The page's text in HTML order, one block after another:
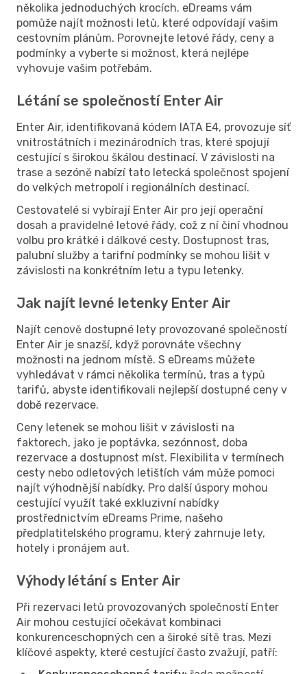
několika jednoduchých krocích. eDreams vám
pomůže najít možnosti letů, které odpovídají vašim
cestovním plánům. Porovnejte letové řády, ceny a
podmínky a vyberte si možnost, která nejlépe
vyhovuje vašim potřebám.
Létání se společností Enter Air
Enter Air, identifikovaná kódem IATA E4, provozuje síť
vnitrostátních i mezinárodních tras, které spojují
cestující s širokou škálou destinací. V závislosti na
trase a sezóně nabízí tato letecká společnost spojení
do velkých metropolí i regionálních destinací.
Cestovatelé si vybírají Enter Air pro její operační
dosah a pravidelné letové řády, což z ní činí vhodnou
volbu pro krátké i dálkové cesty. Dostupnost tras,
palubní služby a tarifní podmínky se mohou lišit v
závislosti na konkrétním letu a typu letenky.
Jak najít levné letenky Enter Air
Najít cenově dostupné lety provozované společností
Enter Air je snazší, když porovnáte všechny
možnosti na jednom místě. S eDreams můžete
vyhledávat v rámci několika termínů, tras a typů
tarifů, abyste identifikovali nejlepší dostupné ceny v
době rezervace.
Ceny letenek se mohou lišit v závislosti na
faktorech, jako je poptávka, sezónnost, doba
rezervace a dostupnost míst. Flexibilita v termínech
cesty nebo odletových letištích vám může pomoci
najít výhodnější nabídky. Pro další úspory mohou
cestující využít také exkluzivní nabídky
prostřednictvím eDreams Prime, našeho
předplatitelského programu, který zahrnuje lety,
hotely i pronájem aut.
Výhody létání s Enter Air
Při rezervaci letů provozovaných společností Enter
Air mohou cestující očekávat kombinaci
konkurenceschopných cen a široké sítě tras. Mezi
klíčové aspekty, které cestující často zvažují, patří: